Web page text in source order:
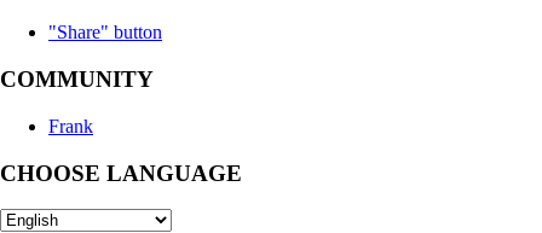
"Share" button
COMMUNITY
Frank
CHOOSE LANGUAGE